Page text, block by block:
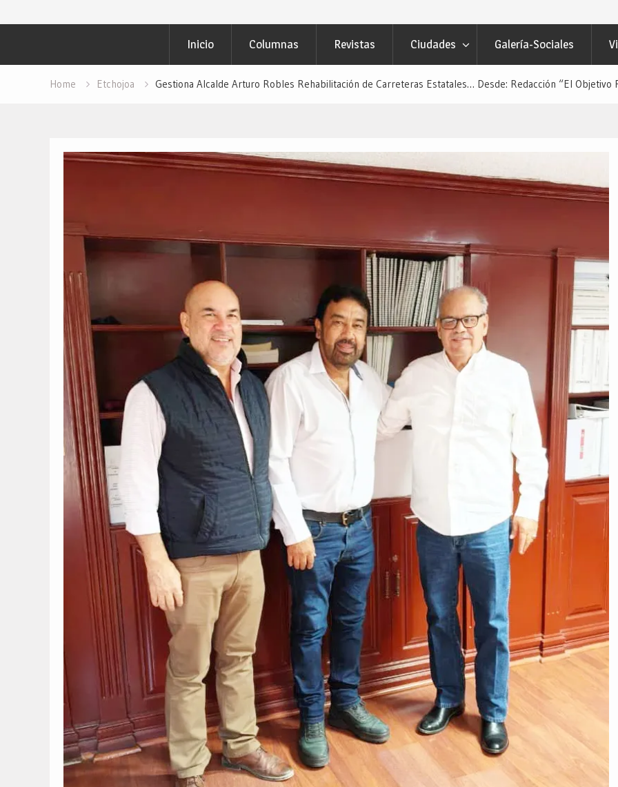
Inicio Columnas Revistas Ciudades Galería-Sociales
Home Etchojoa Gestiona Alcalde Arturo Robles Rehabilitación de Carreteras Estatales… Desde: Redacción “El Objetivo